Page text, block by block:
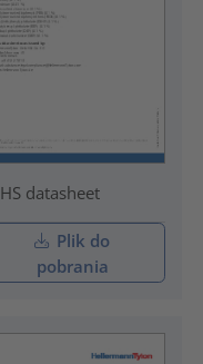
datasheet
Plik do
pobrania